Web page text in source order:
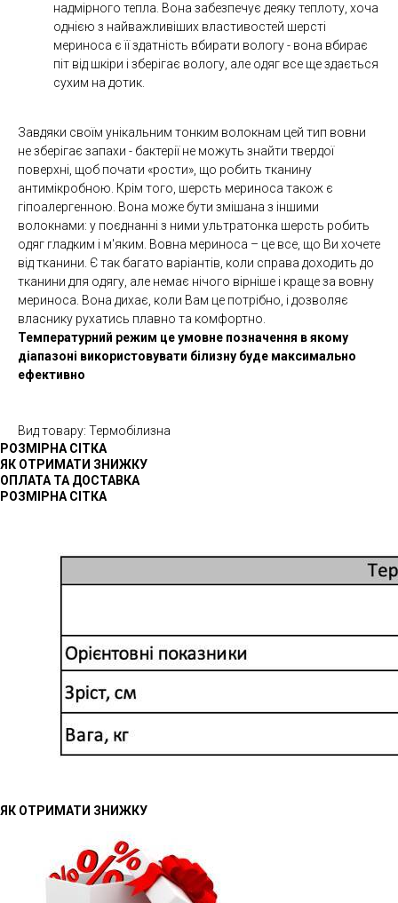
надмірного тепла. Вона забезпечує деяку теплоту, хоча
однією з найважливіших властивостей шерсті
мериноса є її здатність вбирати вологу - вона вбирає
піт від шкіри і зберігає вологу, але одяг все ще здається
сухим на дотик.
Завдяки своїм унікальним тонким волокнам цей тип вовни
не зберігає запахи - бактерії не можуть знайти твердої
поверхні, щоб почати «рости», що робить тканину
антимікробною. Крім того, шерсть мериноса також є
гіпоалергенною. Вона може бути змішана з іншими
волокнами: у поєднанні з ними ультратонка шерсть робить
одяг гладким і м'яким. Вовна мериноса – це все, що Ви хочете
від тканини. Є так багато варіантів, коли справа доходить до
тканини для одягу, але немає нічого вірніше і краще за вовну
мериноса. Вона дихає, коли Вам це потрібно, і дозволяє
власнику рухатись плавно та комфортно.
Температурний режим це умовне позначення в якому
діапазоні використовувати білизну буде максимально
ефективно
Вид товару: Термобілизна
РОЗМІРНА СІТКА
ЯК ОТРИМАТИ ЗНИЖКУ
ОПЛАТА ТА ДОСТАВКА
РОЗМІРНА СІТКА
ЯК ОТРИМАТИ ЗНИЖКУ